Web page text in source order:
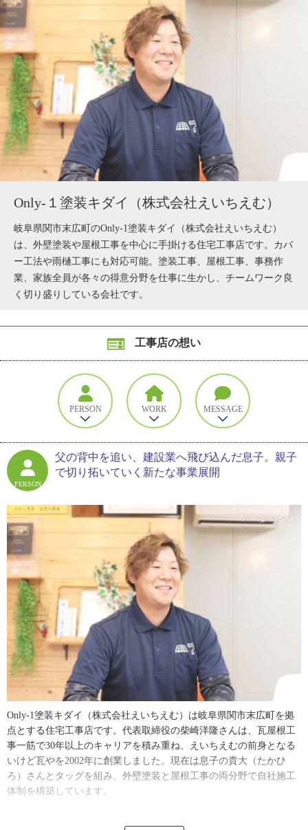
Only-１塗装キダイ（株式会社えいちえむ）
岐阜県関市末広町のOnly-1塗装キダイ（株式会社えいちえむ）
は、外壁塗装や屋根工事を中心に手掛ける住宅工事店です。カバ
ー工法や雨樋工事にも対応可能。塗装工事、屋根工事、事務作
業、家族全員が各々の得意分野を仕事に生かし、チームワーク良
く切り盛りしている会社です。
工事店の想い
PERSON WORK MESSAGE
PERSON
父の背中を追い、建設業へ飛び込んだ息子。親子
で切り拓いていく新たな事業展開
Only-1塗装キダイ（株式会社えいちえむ）は岐阜県関市末広町を拠
点とする住宅工事店です。代表取締役の柴崎洋隆さんは、瓦屋根工
事一筋で30年以上のキャリアを積み重ね、えいちえむの前身となる
いけど瓦やを2002年に創業しました。現在は息子の貴大（たかひ
ろ）さんとタッグを組み、外壁塗装と屋根工事の両分野で自社施工
体制を構築しています。